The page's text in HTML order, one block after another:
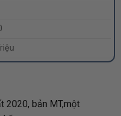
2020, bản MT,một